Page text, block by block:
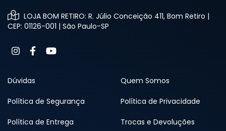
LOJA BOM RETIRO: R. Júlio Conceição 411, Bom Retiro |
CEP: 01126-001 | São Paulo-SP
Dúvidas Quem Somos
Política de Segurança Política de Privacidade
Política de Entrega Trocas e Devoluções